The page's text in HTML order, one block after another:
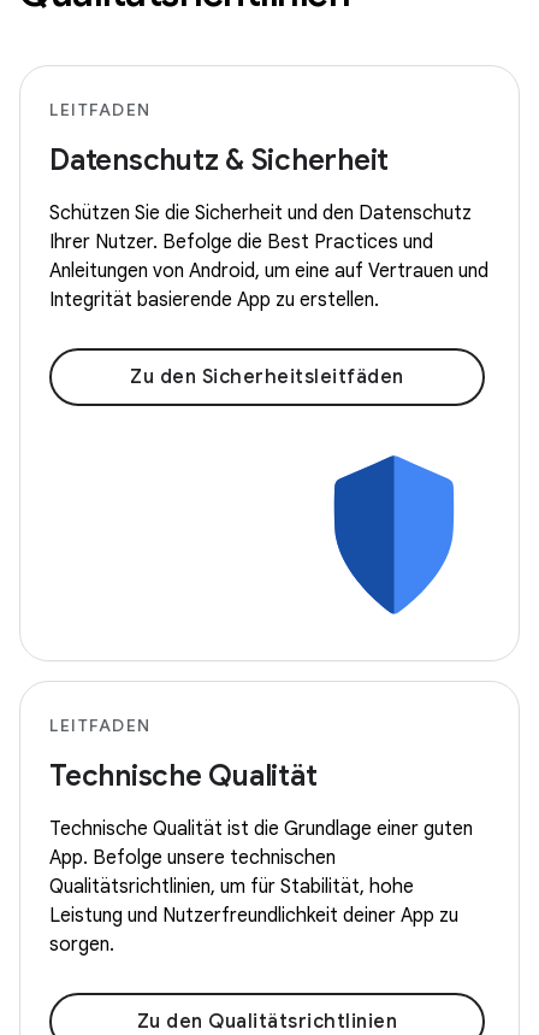
LEITFADEN
Datenschutz & Sicherheit
Schützen Sie die Sicherheit und den Datenschutz
Ihrer Nutzer. Befolge die Best Practices und
Anleitungen von Android, um eine auf Vertrauen und
Integrität basierende App zu erstellen.
Zu den Sicherheitsleitfäden
LEITFADEN
Technische Qualität
Technische Qualität ist die Grundlage einer guten
App. Befolge unsere technischen
Qualitätsrichtlinien, um für Stabilität, hohe
Leistung und Nutzerfreundlichkeit deiner App zu
sorgen.
Zu den Qualitätsrichtlinien